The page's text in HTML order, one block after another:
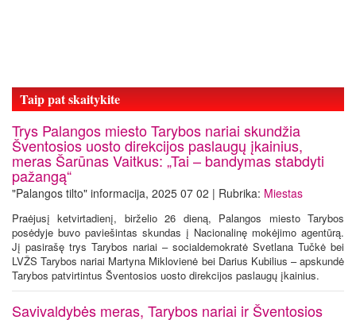
Taip pat skaitykite
Trys Palangos miesto Tarybos nariai skundžia
Šventosios uosto direkcijos paslaugų įkainius,
meras Šarūnas Vaitkus: „Tai – bandymas stabdyti
pažangą“
"Palangos tilto" informacija, 2025 07 02 | Rubrika: Miestas
Praėjusį ketvirtadienį, birželio 26 dieną, Palangos miesto Tarybos
posėdyje buvo paviešintas skundas į Nacionalinę mokėjimo agentūrą.
Jį pasirašę trys Tarybos nariai – socialdemokratė Svetlana Tučkė bei
LVŽS Tarybos nariai Martyna Miklovienė bei Darius Kubilius – apskundė
Tarybos patvirtintus Šventosios uosto direkcijos paslaugų įkainius.
Savivaldybės meras, Tarybos nariai ir Šventosios